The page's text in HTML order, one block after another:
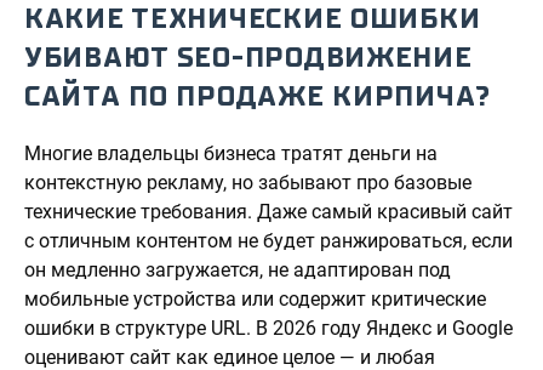
КАКИЕ ТЕХНИЧЕСКИЕ ОШИБКИ
УБИВАЮТ SEO-ПРОДВИЖЕНИЕ
САЙТА ПО ПРОДАЖЕ КИРПИЧА?
Многие владельцы бизнеса тратят деньги на
контекстную рекламу, но забывают про базовые
технические требования. Даже самый красивый сайт
с отличным контентом не будет ранжироваться, если
он медленно загружается, не адаптирован под
мобильные устройства или содержит критические
ошибки в структуре URL. В 2026 году Яндекс и Google
оценивают сайт как единое целое — и любая